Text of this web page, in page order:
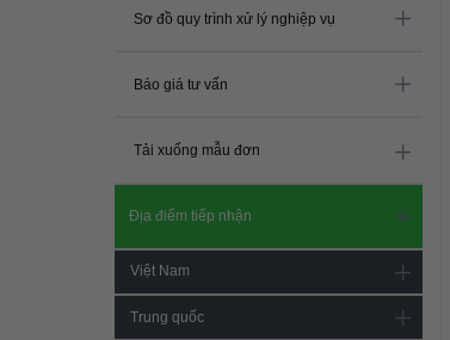
Sơ đồ quy trình xử lý nghiệp vụ
Báo giá tư vấn
Tải xuống mẫu đơn
Địa điểm tiếp nhận
Việt Nam
Trung quốc